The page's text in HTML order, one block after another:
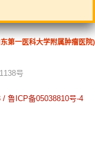
第一医科大学附属肿瘤医院)
号
鲁ICP备05038810号-4